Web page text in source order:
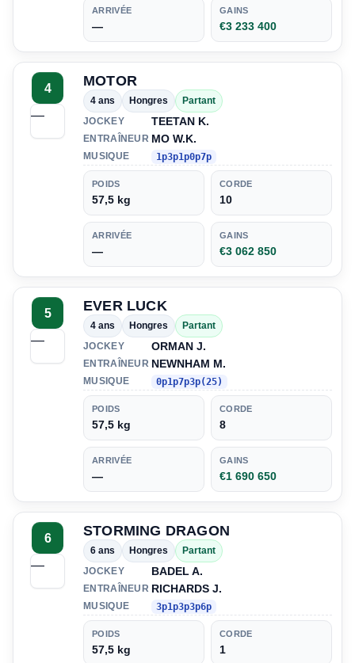
ARRIVÉE
—
GAINS
€3 233 400
4
—
MOTOR
4 ans Hongres
Partant
JOCKEY
TEETAN K.
ENTRAÎNEUR MO W.K.
MUSIQUE 1p3p1p0p7p
POIDS
57,5 kg
CORDE
10
ARRIVÉE
—
GAINS
€3 062 850
5
—
EVER LUCK
4 ans Hongres
Partant
JOCKEY
ORMAN J.
ENTRAÎNEUR NEWNHAM M.
MUSIQUE 0p1p7p3p(25)
POIDS
57,5 kg
CORDE
8
ARRIVÉE
—
GAINS
€1 690 650
6
—
STORMING DRAGON
6 ans Hongres
Partant
JOCKEY
BADEL A.
ENTRAÎNEUR RICHARDS J.
MUSIQUE 3p1p3p3p6p
POIDS
57,5 kg
CORDE
1